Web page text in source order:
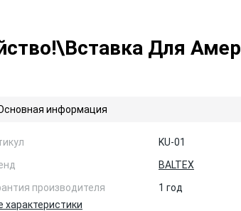
Для
информация
KU-01
BALTEX
производителя
1 год
характеристики